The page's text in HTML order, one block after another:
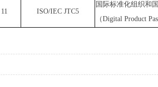
11 ISO/IEC JTC5
国际标准化组织和
（Digital Product